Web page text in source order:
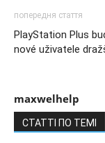
попередня стаття
PlayStation Plus
nové uživatele
maxwelhelp
СТАТТІ ПО ТЕМІ